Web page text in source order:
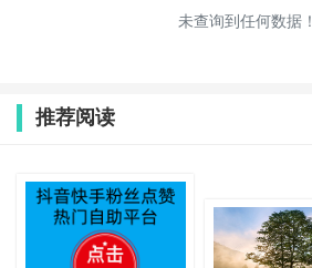
未查询到任何数据！
推荐阅读